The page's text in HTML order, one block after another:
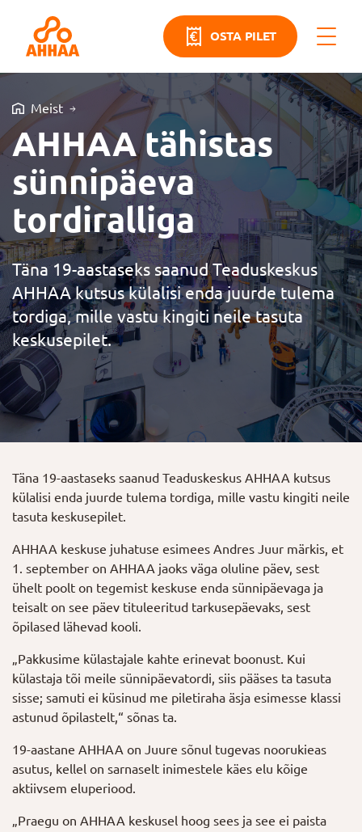
OSTA PILET
Meist
AHHAA tähistas
sünnipäeva
tordiralliga
Täna 19-aastaseks saanud Teaduskeskus
AHHAA kutsus külalisi enda juurde tulema
tordiga, mille vastu kingiti neile tasuta
keskusepilet.
Täna 19-aastaseks saanud Teaduskeskus AHHAA kutsus
külalisi enda juurde tulema tordiga, mille vastu kingiti neile
tasuta keskusepilet.
AHHAA keskuse juhatuse esimees Andres Juur märkis, et
1. september on AHHAA jaoks väga oluline päev, sest
ühelt poolt on tegemist keskuse enda sünnipäevaga ja
teisalt on see päev tituleeritud tarkusepäevaks, sest
õpilased lähevad kooli.
„Pakkusime külastajale kahte erinevat boonust. Kui
külastaja tõi meile sünnipäevatordi, siis pääses ta tasuta
sisse; samuti ei küsinud me piletiraha äsja esimesse klassi
astunud õpilastelt,“ sõnas ta.
19-aastane AHHAA on Juure sõnul tugevas noorukieas
asutus, kellel on sarnaselt inimestele käes elu kõige
aktiivsem eluperiood.
„Praegu on AHHAA keskusel hoog sees ja see ei paista